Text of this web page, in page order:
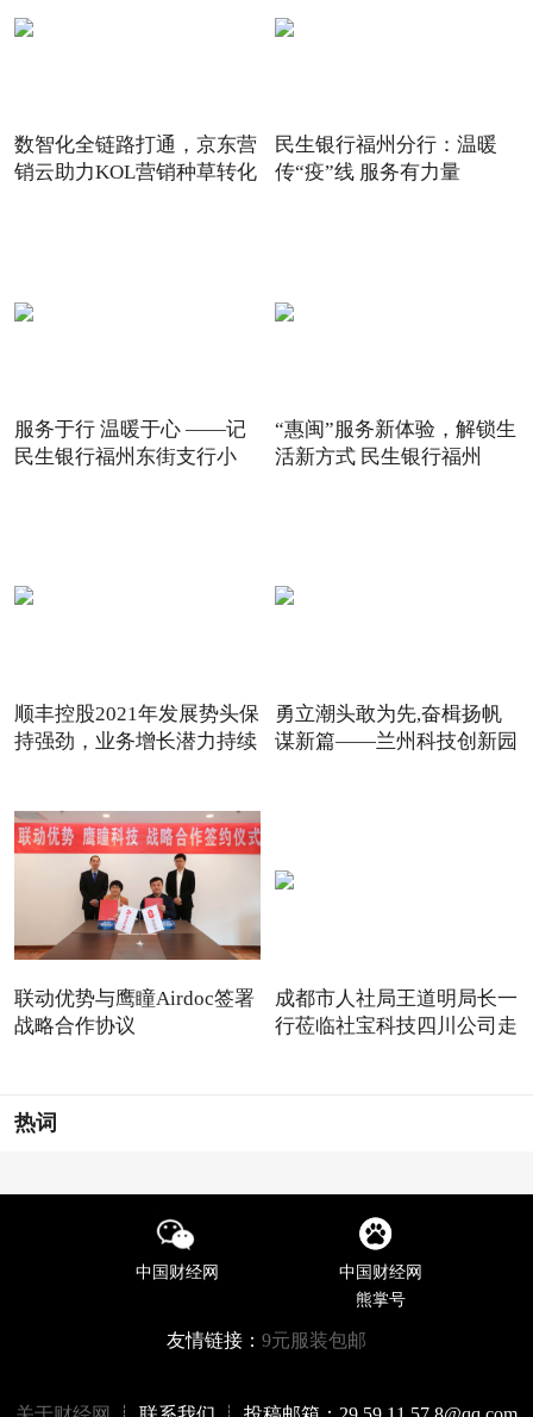
数智化全链路打通，京东营
销云助力KOL营销种草转化
民生银行福州分行：温暖
传“疫”线 服务有力量
服务于行 温暖于心 ——记
民生银行福州东街支行小
“惠闽”服务新体验，解锁生
活新方式 民生银行福州
顺丰控股2021年发展势头保
持强劲，业务增长潜力持续
勇立潮头敢为先,奋楫扬帆
谋新篇——兰州科技创新园
联动优势与鹰瞳Airdoc签署
战略合作协议
成都市人社局王道明局长一
行莅临社宝科技四川公司走
热词
中国财经网
中国财经网
熊掌号
友情链接： 9元服装包邮